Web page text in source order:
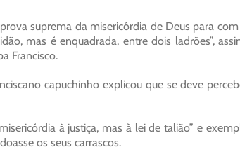
suprema da misericórdia de Deus para
mas é enquadrada, entre dois ladrões”,
Francisco.
capuchinho explicou que se deve
à justiça, mas à lei de talião” e
os seus carrascos.